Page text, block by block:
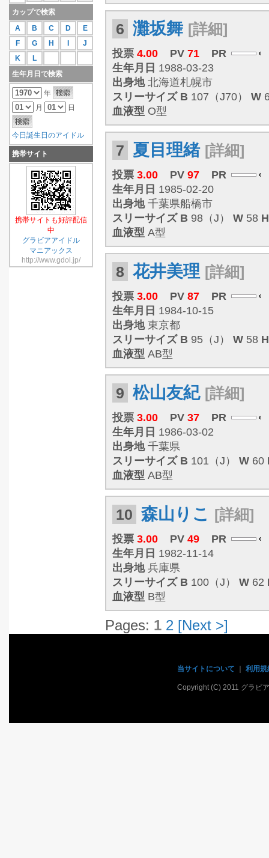
カップで検索
A
B C D
E
F
G H
J
K
L
生年月日で検索
年
月
日
今日誕生日のアイドル
携帯サイト
携帯サイトも好評配信
中
グラビアアイドル
マニアックス
http://www.gdol.jp/
6 灘坂舞 [詳細]
投票 4.00 PV 71
PR
生年月日 1988-03-23
出身地北海道札幌市
スリーサイズ B 107（J70） W
血液型 O型
7 夏目理緒 [詳細]
投票 3.00 PV 97
PR
生年月日 1985-02-20
出身地千葉県船橋市
スリーサイズ B 98（J） W 58 H
血液型 A型
8 花井美理 [詳細]
投票 3.00 PV 87
PR
生年月日 1984-10-15
出身地東京都
スリーサイズ B 95（J） W 58 H
血液型 AB型
9 松山友紀 [詳細]
投票 3.00 PV 37
PR
生年月日 1986-03-02
出身地千葉県
スリーサイズ B 101（J） W 60
血液型 AB型
10 森山りこ [詳細]
投票 3.00 PV 49
PR
生年月日 1982-11-14
出身地兵庫県
スリーサイズ B 100（J） W 62
血液型 B型
Pages: 1 2 [Next >]
当サイトについて 利用規
Copyright (C) 2011 グラビ